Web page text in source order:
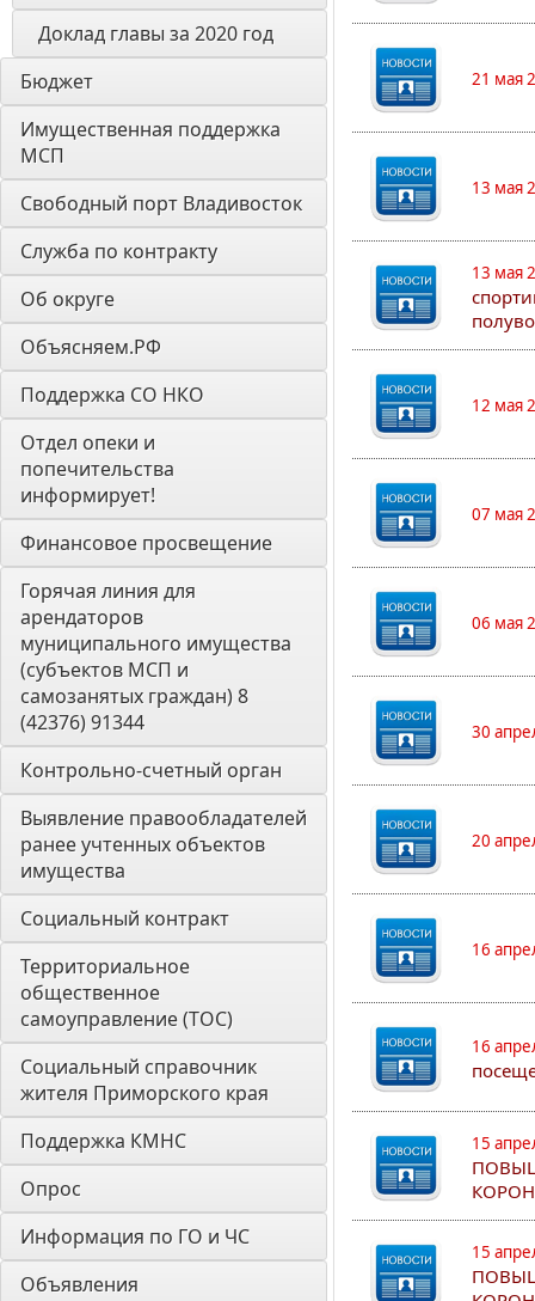
Доклад главы за 2020 год
Бюджет
Имущественная поддержка
МСП
Свободный порт Владивосток
Служба по контракту
Об округе
Объясняем.РФ
Поддержка СО НКО
Отдел опеки и
попечительства
информирует!
Финансовое просвещение
Горячая линия для
арендаторов
муниципального имущества
(субъектов МСП и
самозанятых граждан) 8
(42376) 91344
Контрольно-счетный орган
Выявление правообладателей
ранее учтенных объектов
имущества
Социальный контракт
Территориальное
общественное
самоуправление (ТОС)
Социальный справочник
жителя Приморского края
Поддержка КМНС
Опрос
Информация по ГО и ЧС
Объявления
21 мая
13 мая
13 мая
12 мая
07 мая
06 мая
30
20
16
16
15
15